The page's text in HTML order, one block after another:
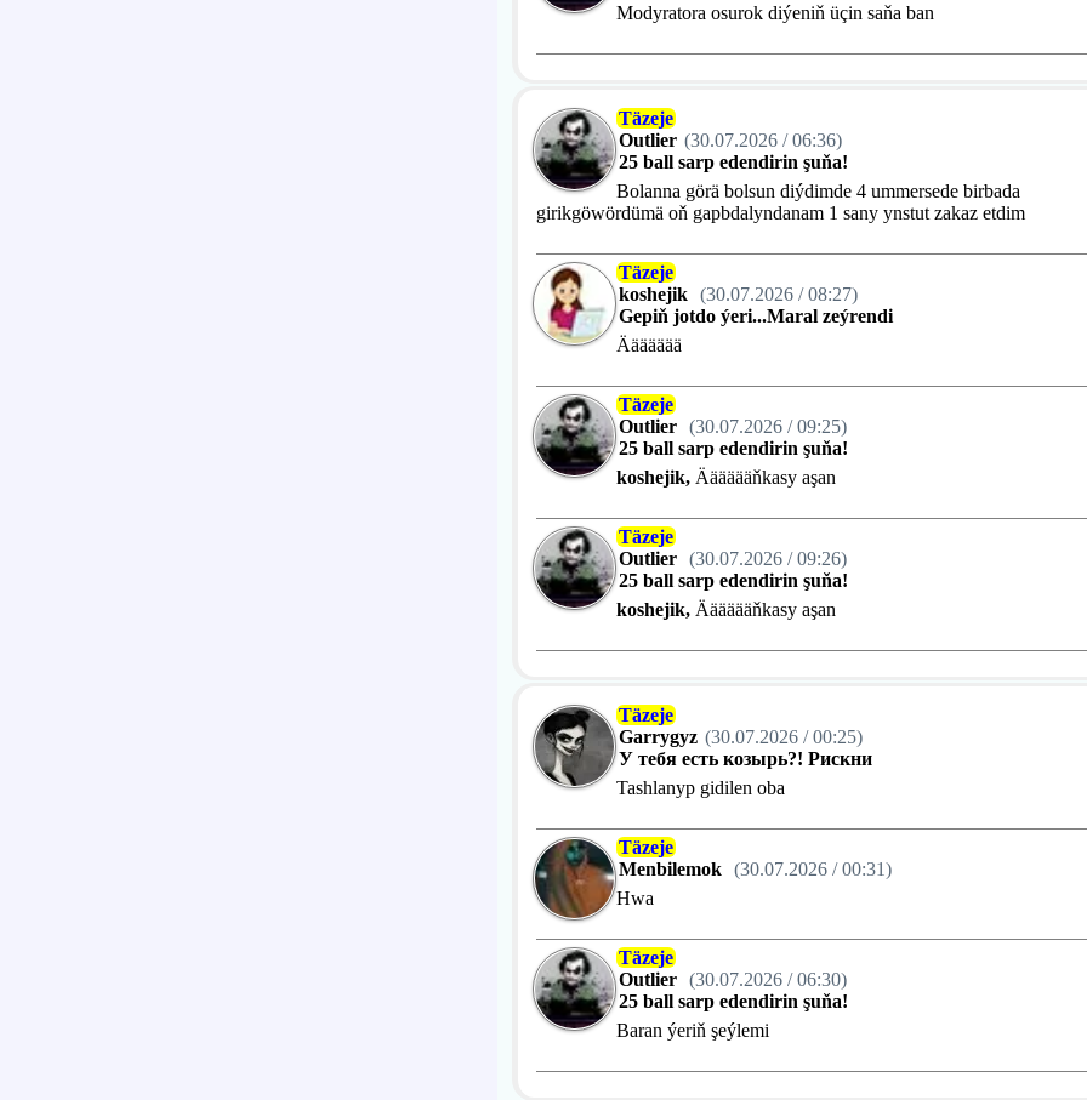
Modyratora osurok diýeniň üçin saňa ban
Täzeje
Outlier (30.07.2026 / 06:36)
25 ball sarp edendirin şuňa!
Bolanna görä bolsun diýdimde 4 ummersede birbada
girikgöwördümä oň gapbdalyndanam 1 sany ynstut zakaz etdim
Täzeje
koshejik (30.07.2026 / 08:27)
Gepiň jotdo ýeri...Maral zeýrendi
Äääääää
Täzeje
Outlier (30.07.2026 / 09:25)
25 ball sarp edendirin şuňa!
koshejik, Ääääääňkasy aşan
Täzeje
Outlier (30.07.2026 / 09:26)
25 ball sarp edendirin şuňa!
koshejik, Ääääääňkasy aşan
Täzeje
Garrygyz (30.07.2026 / 00:25)
У тебя есть козырь?! Рискни
Tashlanyp gidilen oba
Täzeje
Menbilemok (30.07.2026 / 00:31)
Hwa
Täzeje
Outlier (30.07.2026 / 06:30)
25 ball sarp edendirin şuňa!
Baran ýeriň şeýlemi